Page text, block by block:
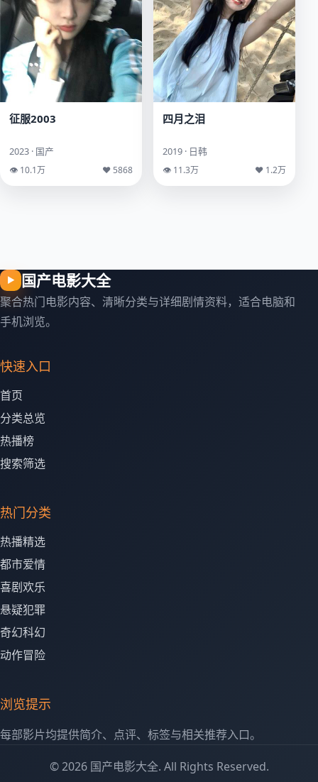
征服2003
2023 · 国产
👁 10.1万 ♥ 5868
四月之泪
2019 · 日韩
👁 11.3万 ♥ 1.2万
▶ 国产电影大全
聚合热门电影内容、清晰分类与详细剧情资料，适合电脑和
手机浏览。
快速入口
首页
分类总览
热播榜
搜索筛选
热门分类
热播精选
都市爱情
喜剧欢乐
悬疑犯罪
奇幻科幻
动作冒险
浏览提示
每部影片均提供简介、点评、标签与相关推荐入口。
© 2026 国产电影大全. All Rights Reserved.